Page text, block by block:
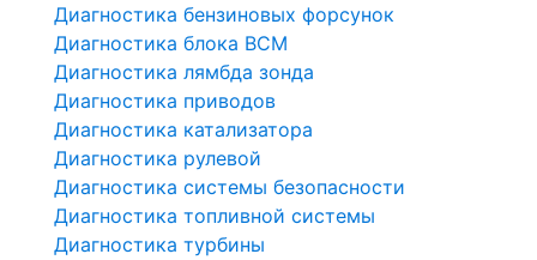
Диагностика бензиновых форсунок
Диагностика блока BCM
Диагностика лямбда зонда
Диагностика приводов
Диагностика катализатора
Диагностика рулевой
Диагностика системы безопасности
Диагностика топливной системы
Диагностика турбины